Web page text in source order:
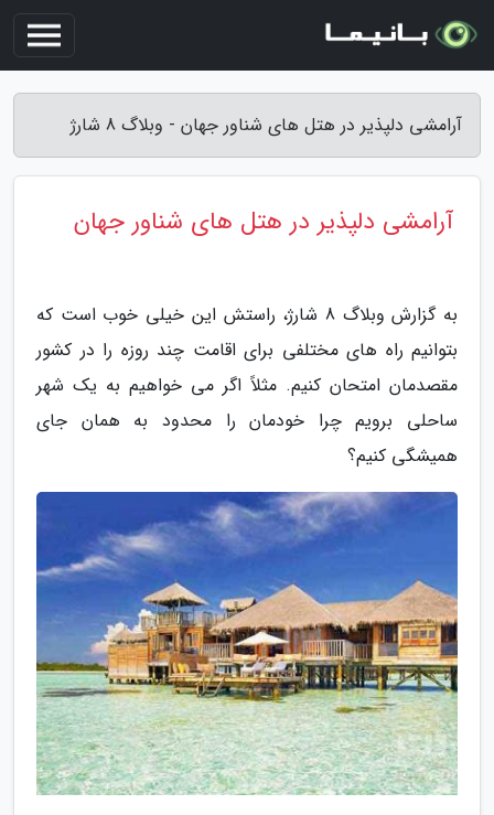
آرامشی دلپذیر در هتل های شناور جهان - وبلاگ 8 شارژ
آرامشی دلپذیر در هتل های شناور جهان
به گزارش وبلاگ 8 شارژ، راستش این خیلی خوب است که
بتوانیم راه های مختلفی برای اقامت چند روزه را در کشور
مقصدمان امتحان کنیم. مثلاً اگر می خواهیم به یک شهر
ساحلی برویم چرا خودمان را محدود به همان جای
همیشگی کنیم؟